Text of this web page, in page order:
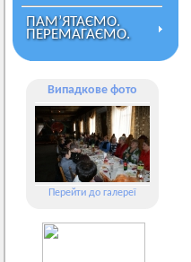
ПАМ’ЯТАЄМО.
ПЕРЕМАГАЄМО.
Випадкове фото
Перейти до галереї